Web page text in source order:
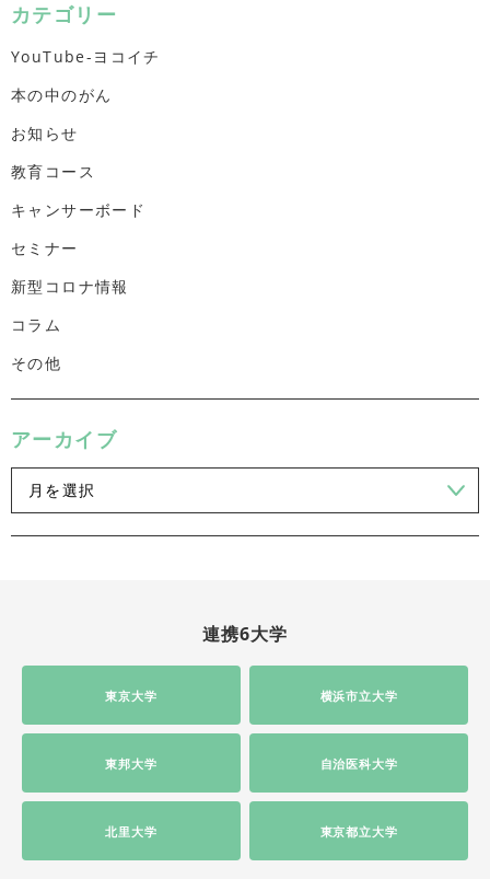
カテゴリー
YouTube-ヨコイチ
本の中のがん
お知らせ
教育コース
キャンサーボード
セミナー
新型コロナ情報
コラム
その他
アーカイブ
連携6大学
東京大学 横浜市立大学
東邦大学 自治医科大学
北里大学 東京都立大学